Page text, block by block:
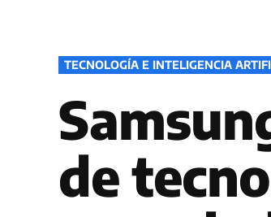
PUBLICADO
EN
TECNOLOGÍA E INTELIGENCIA
de